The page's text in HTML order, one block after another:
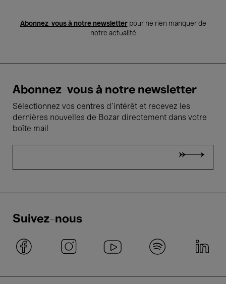
Abonnez-vous à notre newsletterpour ne rien manquer de
notre actualité
Abonnez-vous à notre newsletter
Sélectionnez vos centres d'intérêt et recevez les
dernières nouvelles de Bozar directement dans votre
boîte mail
Suivez-nous